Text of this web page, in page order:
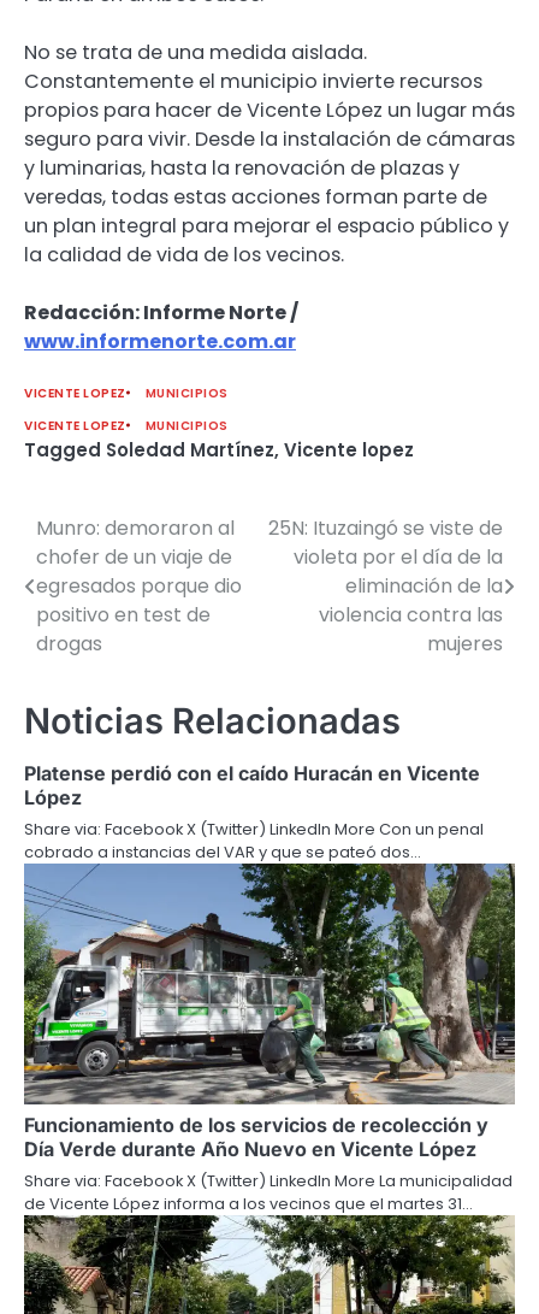
No se trata de una medida aislada.
Constantemente el municipio invierte recursos
propios para hacer de Vicente López un lugar más
seguro para vivir. Desde la instalación de cámaras
y luminarias, hasta la renovación de plazas y
veredas, todas estas acciones forman parte de
un plan integral para mejorar el espacio público y
la calidad de vida de los vecinos.
Redacción: Informe Norte /
www.informenorte.com.ar
VICENTE LOPEZ
MUNICIPIOS
VICENTE LOPEZ
MUNICIPIOS
Tagged Soledad Martínez, Vicente lopez
Navegación
de
entradas
Munro: demoraron al
chofer de un viaje de
egresados porque dio
positivo en test de
drogas
25N: Ituzaingó se viste de
violeta por el día de la
eliminación de la
violencia contra las
mujeres
Noticias Relacionadas
Platense perdió con el caído Huracán en Vicente
López
Share via: Facebook X (Twitter) LinkedIn More Con un penal
cobrado a instancias del VAR y que se pateó dos…
Funcionamiento de los servicios de recolección y
Día Verde durante Año Nuevo en Vicente López
Share via: Facebook X (Twitter) LinkedIn More La municipalidad
de Vicente López informa a los vecinos que el martes 31…